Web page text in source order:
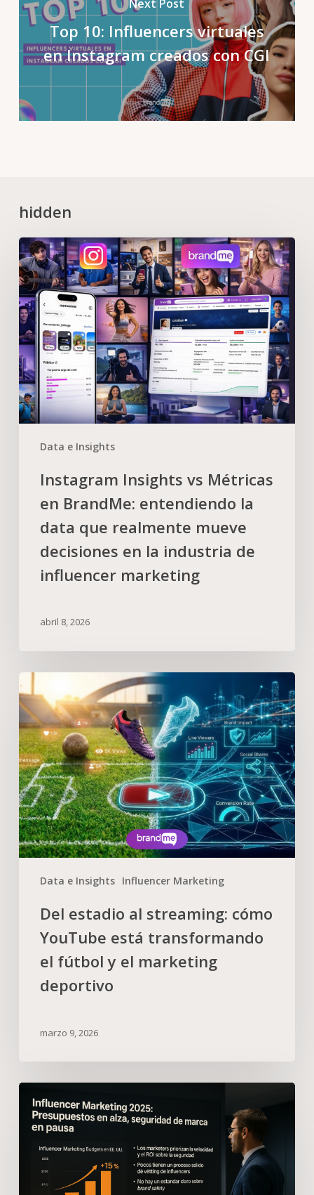
Next Post
Top 10: Influencers virtuales
en Instagram creados con CGI
hidden
Data e Insights
Instagram Insights vs Métricas
en BrandMe: entendiendo la
data que realmente mueve
decisiones en la industria de
influencer marketing
abril 8, 2026
Data e Insights Influencer Marketing
Del estadio al streaming: cómo
YouTube está transformando
el fútbol y el marketing
deportivo
marzo 9, 2026